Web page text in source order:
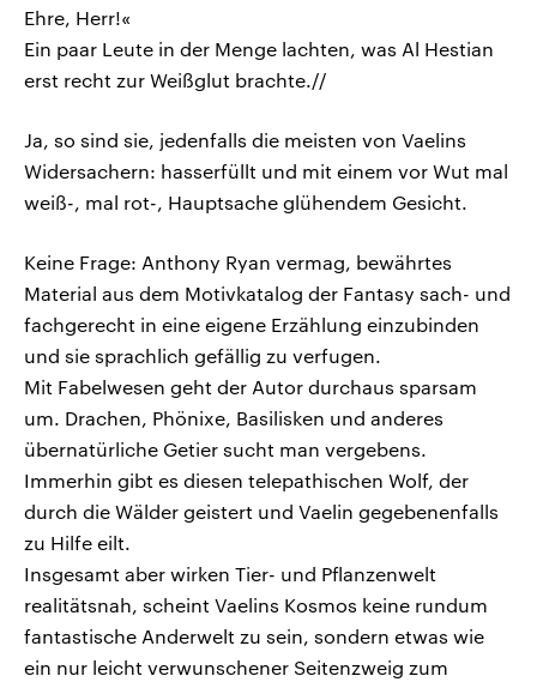
Ehre, Herr!«
Ein paar Leute in der Menge lachten, was Al Hestian
erst recht zur Weißglut brachte.//
Ja, so sind sie, jedenfalls die meisten von Vaelins
Widersachern: hasserfüllt und mit einem vor Wut mal
weiß-, mal rot-, Hauptsache glühendem Gesicht.
Keine Frage: Anthony Ryan vermag, bewährtes
Material aus dem Motivkatalog der Fantasy sach- und
fachgerecht in eine eigene Erzählung einzubinden
und sie sprachlich gefällig zu verfugen.
Mit Fabelwesen geht der Autor durchaus sparsam
um. Drachen, Phönixe, Basilisken und anderes
übernatürliche Getier sucht man vergebens.
Immerhin gibt es diesen telepathischen Wolf, der
durch die Wälder geistert und Vaelin gegebenenfalls
zu Hilfe eilt.
Insgesamt aber wirken Tier- und Pflanzenwelt
realitätsnah, scheint Vaelins Kosmos keine rundum
fantastische Anderwelt zu sein, sondern etwas wie
ein nur leicht verwunschener Seitenzweig zum